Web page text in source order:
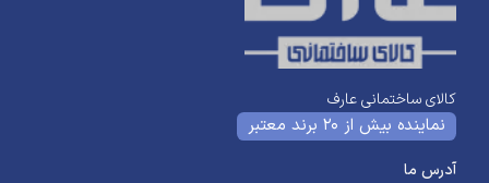
کالای ساختمانی عارف
نماینده بیش از 20 برند معتبر
آدرس ما